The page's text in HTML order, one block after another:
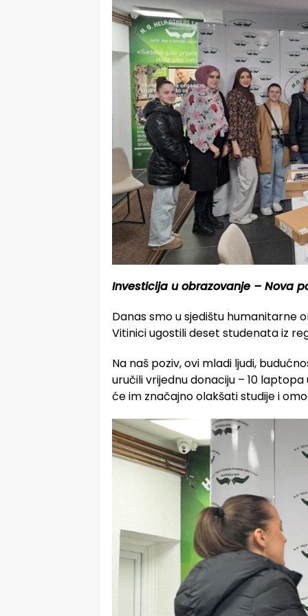
Investicija u obrazovanje – Nova
Danas smo u sjedištu humanitarne
Vitinici ugostili deset studenata iz
Na naš poziv, ovi mladi ljudi,
uručili vrijednu donaciju – 10
će im značajno olakšati studije i